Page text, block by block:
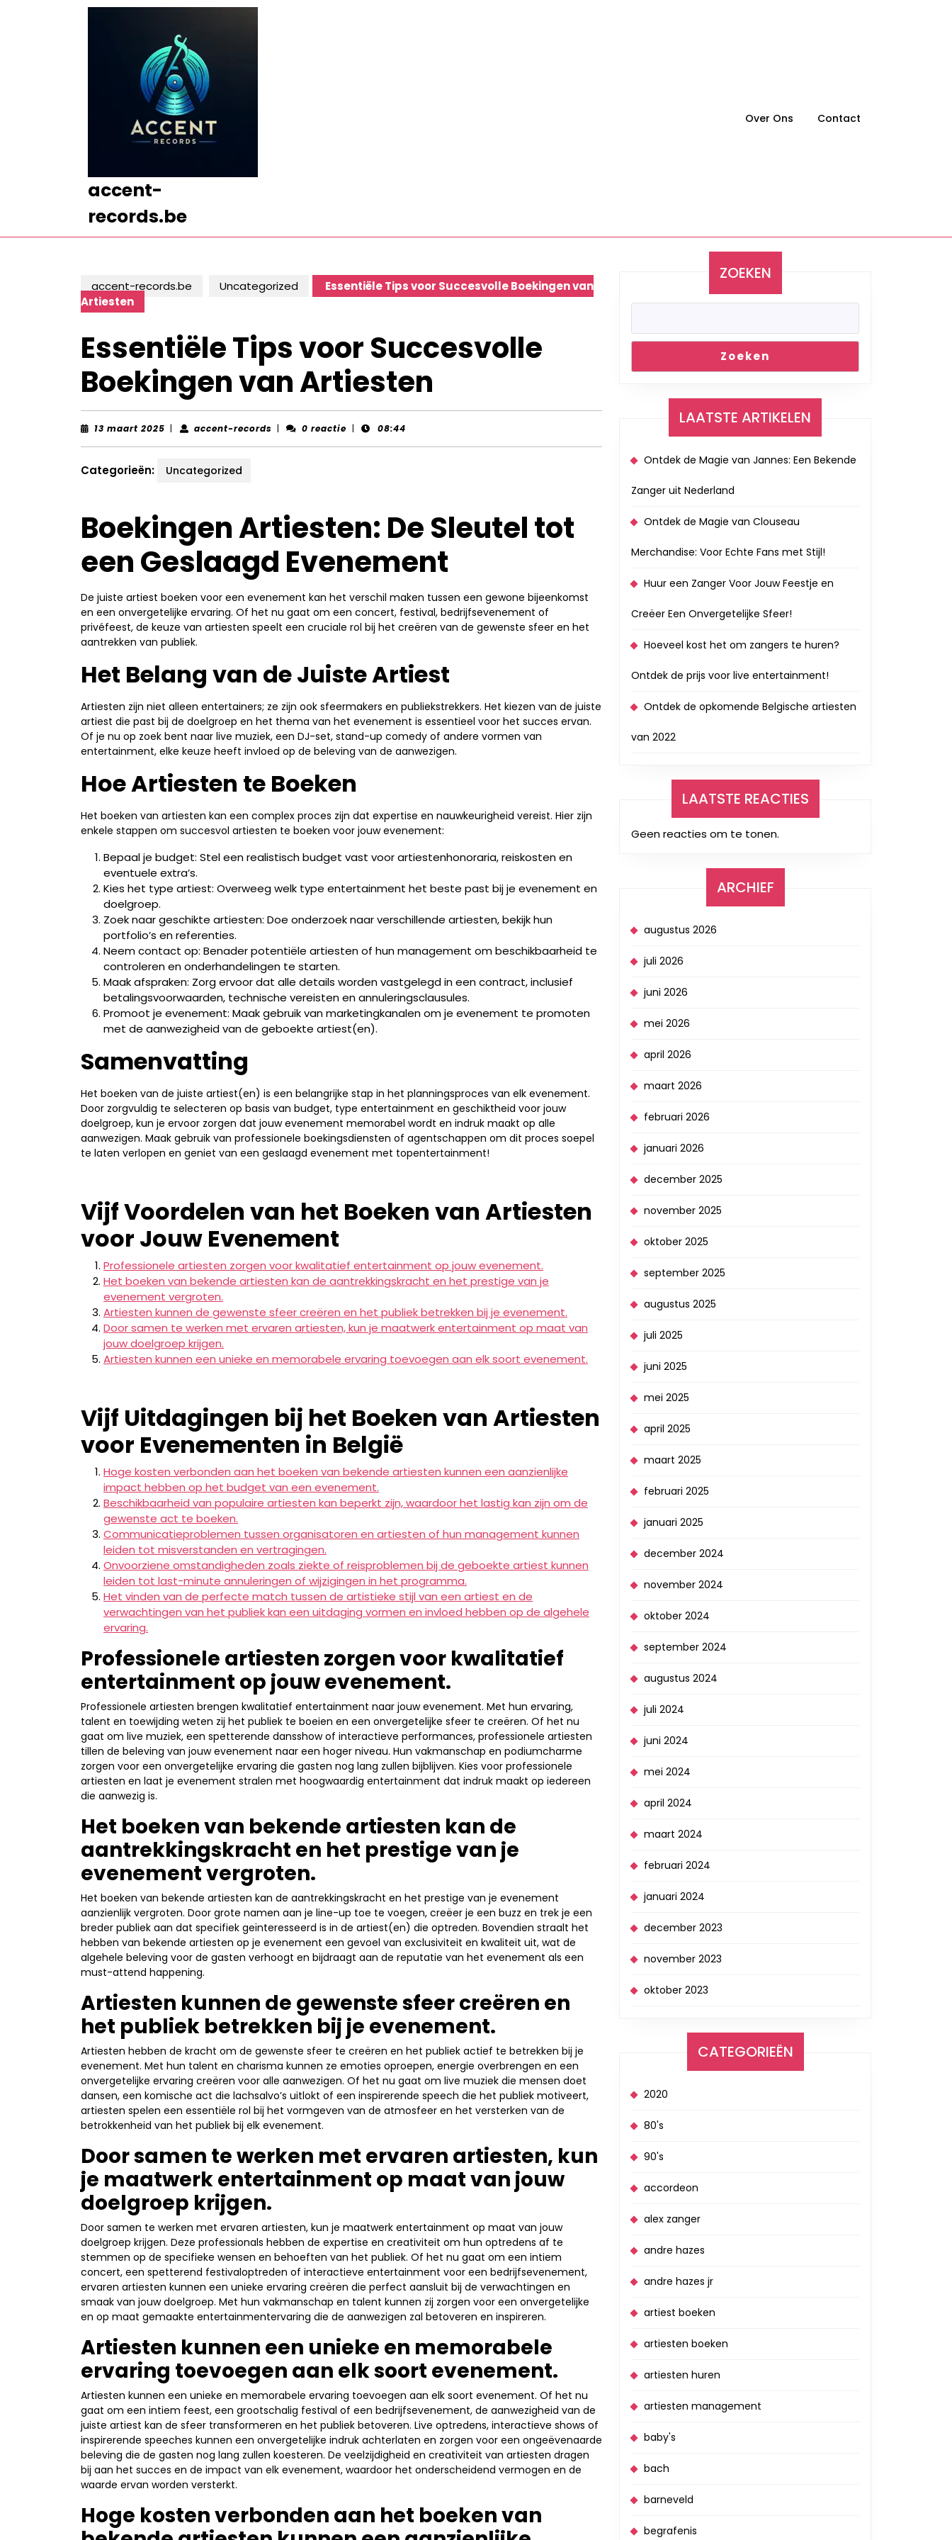
accent-
records.be
Over Ons Contact
accent-records.be Uncategorized
Essentiële Tips voor Succesvolle Boekingen van
Artiesten
Essentiële Tips voor Succesvolle
Boekingen van Artiesten
13 maart 2025 13| accent-records accent-
| 0 reactie | 08:44
Categorieën: Uncategorized
Boekingen Artiesten: De Sleutel tot
een Geslaagd Evenement
De juiste artiest boeken voor een evenement kan het verschil maken tussen een gewone bijeenkomst
en een onvergetelijke ervaring. Of het nu gaat om een concert, festival, bedrijfsevenement of
privéfeest, de keuze van artiesten speelt een cruciale rol bij het creëren van de gewenste sfeer en het
aantrekken van publiek.
Het Belang van de Juiste Artiest
Artiesten zijn niet alleen entertainers; ze zijn ook sfeermakers en publiekstrekkers. Het kiezen van de juiste
artiest die past bij de doelgroep en het thema van het evenement is essentieel voor het succes ervan.
Of je nu op zoek bent naar live muziek, een DJ-set, stand-up comedy of andere vormen van
entertainment, elke keuze heeft invloed op de beleving van de aanwezigen.
Hoe Artiesten te Boeken
Het boeken van artiesten kan een complex proces zijn dat expertise en nauwkeurigheid vereist. Hier zijn
enkele stappen om succesvol artiesten te boeken voor jouw evenement:
Bepaal je budget: Stel een realistisch budget vast voor artiestenhonoraria, reiskosten en
eventuele extra’s.
Kies het type artiest: Overweeg welk type entertainment het beste past bij je evenement en
doelgroep.
Zoek naar geschikte artiesten: Doe onderzoek naar verschillende artiesten, bekijk hun
portfolio’s en referenties.
Neem contact op: Benader potentiële artiesten of hun management om beschikbaarheid te
controleren en onderhandelingen te starten.
Maak afspraken: Zorg ervoor dat alle details worden vastgelegd in een contract, inclusief
betalingsvoorwaarden, technische vereisten en annuleringsclausules.
Promoot je evenement: Maak gebruik van marketingkanalen om je evenement te promoten
met de aanwezigheid van de geboekte artiest(en).
Samenvatting
Het boeken van de juiste artiest(en) is een belangrijke stap in het planningsproces van elk evenement.
Door zorgvuldig te selecteren op basis van budget, type entertainment en geschiktheid voor jouw
doelgroep, kun je ervoor zorgen dat jouw evenement memorabel wordt en indruk maakt op alle
aanwezigen. Maak gebruik van professionele boekingsdiensten of agentschappen om dit proces soepel
te laten verlopen en geniet van een geslaagd evenement met topentertainment!
Vijf Voordelen van het Boeken van Artiesten
voor Jouw Evenement
Professionele artiesten zorgen voor kwalitatief entertainment op jouw evenement.
Het boeken van bekende artiesten kan de aantrekkingskracht en het prestige van je
evenement vergroten.
Artiesten kunnen de gewenste sfeer creëren en het publiek betrekken bij je evenement.
Door samen te werken met ervaren artiesten, kun je maatwerk entertainment op maat van
jouw doelgroep krijgen.
Artiesten kunnen een unieke en memorabele ervaring toevoegen aan elk soort evenement.
Vijf Uitdagingen bij het Boeken van Artiesten
voor Evenementen in België
Hoge kosten verbonden aan het boeken van bekende artiesten kunnen een aanzienlijke
impact hebben op het budget van een evenement.
Beschikbaarheid van populaire artiesten kan beperkt zijn, waardoor het lastig kan zijn om de
gewenste act te boeken.
Communicatieproblemen tussen organisatoren en artiesten of hun management kunnen
leiden tot misverstanden en vertragingen.
Onvoorziene omstandigheden zoals ziekte of reisproblemen bij de geboekte artiest kunnen
leiden tot last-minute annuleringen of wijzigingen in het programma.
Het vinden van de perfecte match tussen de artistieke stijl van een artiest en de
verwachtingen van het publiek kan een uitdaging vormen en invloed hebben op de algehele
ervaring.
Professionele artiesten zorgen voor kwalitatief
entertainment op jouw evenement.
Professionele artiesten brengen kwalitatief entertainment naar jouw evenement. Met hun ervaring,
talent en toewijding weten zij het publiek te boeien en een onvergetelijke sfeer te creëren. Of het nu
gaat om live muziek, een spetterende dansshow of interactieve performances, professionele artiesten
tillen de beleving van jouw evenement naar een hoger niveau. Hun vakmanschap en podiumcharme
zorgen voor een onvergetelijke ervaring die gasten nog lang zullen bijblijven. Kies voor professionele
artiesten en laat je evenement stralen met hoogwaardig entertainment dat indruk maakt op iedereen
die aanwezig is.
Het boeken van bekende artiesten kan de
aantrekkingskracht en het prestige van je
evenement vergroten.
Het boeken van bekende artiesten kan de aantrekkingskracht en het prestige van je evenement
aanzienlijk vergroten. Door grote namen aan je line-up toe te voegen, creëer je een buzz en trek je een
breder publiek aan dat specifiek geïnteresseerd is in de artiest(en) die optreden. Bovendien straalt het
hebben van bekende artiesten op je evenement een gevoel van exclusiviteit en kwaliteit uit, wat de
algehele beleving voor de gasten verhoogt en bijdraagt aan de reputatie van het evenement als een
must-attend happening.
Artiesten kunnen de gewenste sfeer creëren en
het publiek betrekken bij je evenement.
Artiesten hebben de kracht om de gewenste sfeer te creëren en het publiek actief te betrekken bij je
evenement. Met hun talent en charisma kunnen ze emoties oproepen, energie overbrengen en een
onvergetelijke ervaring creëren voor alle aanwezigen. Of het nu gaat om live muziek die mensen doet
dansen, een komische act die lachsalvo’s uitlokt of een inspirerende speech die het publiek motiveert,
artiesten spelen een essentiële rol bij het vormgeven van de atmosfeer en het versterken van de
betrokkenheid van het publiek bij elk evenement.
Door samen te werken met ervaren artiesten, kun
je maatwerk entertainment op maat van jouw
doelgroep krijgen.
Door samen te werken met ervaren artiesten, kun je maatwerk entertainment op maat van jouw
doelgroep krijgen. Deze professionals hebben de expertise en creativiteit om hun optredens af te
stemmen op de specifieke wensen en behoeften van het publiek. Of het nu gaat om een intiem
concert, een spetterend festivaloptreden of interactieve entertainment voor een bedrijfsevenement,
ervaren artiesten kunnen een unieke ervaring creëren die perfect aansluit bij de verwachtingen en
smaak van jouw doelgroep. Met hun vakmanschap en talent kunnen zij zorgen voor een onvergetelijke
en op maat gemaakte entertainmentervaring die de aanwezigen zal betoveren en inspireren.
Artiesten kunnen een unieke en memorabele
ervaring toevoegen aan elk soort evenement.
Artiesten kunnen een unieke en memorabele ervaring toevoegen aan elk soort evenement. Of het nu
gaat om een intiem feest, een grootschalig festival of een bedrijfsevenement, de aanwezigheid van de
juiste artiest kan de sfeer transformeren en het publiek betoveren. Live optredens, interactieve shows of
inspirerende speeches kunnen een onvergetelijke indruk achterlaten en zorgen voor een ongeëvenaarde
beleving die de gasten nog lang zullen koesteren. De veelzijdigheid en creativiteit van artiesten dragen
bij aan het succes en de impact van elk evenement, waardoor het onderscheidend vermogen en de
waarde ervan worden versterkt.
Hoge kosten verbonden aan het boeken van
ZOEKEN
Zoeken
LAATSTE ARTIKELEN
Ontdek de Magie van Jannes: Een Bekende
Zanger uit Nederland
Ontdek de Magie van Clouseau
Merchandise: Voor Echte Fans met Stijl!
Huur een Zanger Voor Jouw Feestje en
Creëer Een Onvergetelijke Sfeer!
Hoeveel kost het om zangers te huren?
Ontdek de prijs voor live entertainment!
Ontdek de opkomende Belgische artiesten
van 2022
LAATSTE REACTIES
Geen reacties om te tonen.
ARCHIEF
augustus 2026
juli 2026
juni 2026
mei 2026
april 2026
maart 2026
februari 2026
januari 2026
december 2025
november 2025
oktober 2025
september 2025
augustus 2025
juli 2025
juni 2025
mei 2025
april 2025
maart 2025
februari 2025
januari 2025
december 2024
november 2024
oktober 2024
september 2024
augustus 2024
juli 2024
juni 2024
mei 2024
april 2024
maart 2024
februari 2024
januari 2024
december 2023
november 2023
oktober 2023
CATEGORIEËN
2020
80's
90's
accordeon
alex zanger
andre hazes
andre hazes jr
artiest boeken
artiesten boeken
artiesten huren
artiesten management
baby's
bach
barneveld
begrafenis